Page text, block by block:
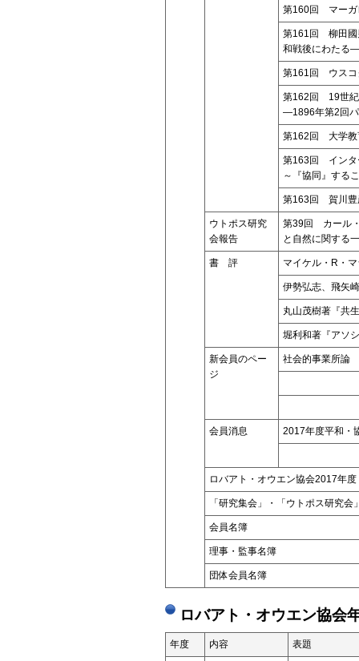
第160回 マーガ
第161回 柳田國
和戦後にわたる―
第161回 ウスコ
第162回 19世紀
―1896年第2回
第162回 大学教
第163回 インタ
～『協同』する
第163回 賀川豊
ウトポス研究
会報告
第39回 カール・
と自然に関する
書 評 マイケル・R・
伊勢弘志、飛矢
丸山茂樹著『共
堀利和著『アソ
新会員のペー
ジ
社会的事業所論
会員消息 2017年度平和・
ロバアト・オウエン協会2017年
「研究集会」・「ウトポス研究会
会員名簿
理事・監事名簿
団体会員名簿
ロバアト・オウエン協
年度 内容 表題